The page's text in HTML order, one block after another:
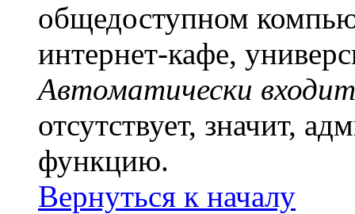
общедоступном
интернет-кафе,
Автоматически
отсутствует, значит,
функцию.
Вернуться к началу